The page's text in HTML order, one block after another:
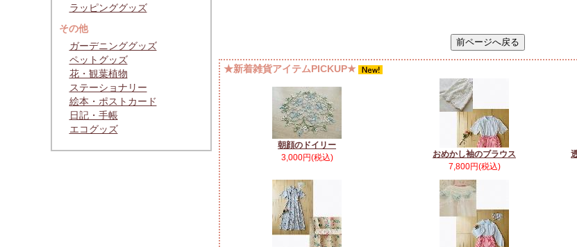
ラッピンググッズ
その他
ガーデニンググッズ
ペットグッズ
花・観葉植物
ステーショナリー
絵本・ポストカード
日記・手帳
エコグッズ
★新着雑貨アイテムPICKUP★
朝顔のドイリー
3,000円(税込)
おめかし袖のブラウス
7,800円(税込)